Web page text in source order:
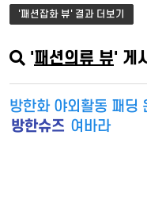
'패션잡화 뷰' 결과 더보기
'패션의류 뷰' 게
방한화 야외활동 패딩
방한슈즈 여바라